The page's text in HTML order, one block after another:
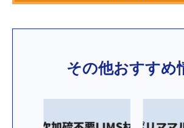
その他おすすめ